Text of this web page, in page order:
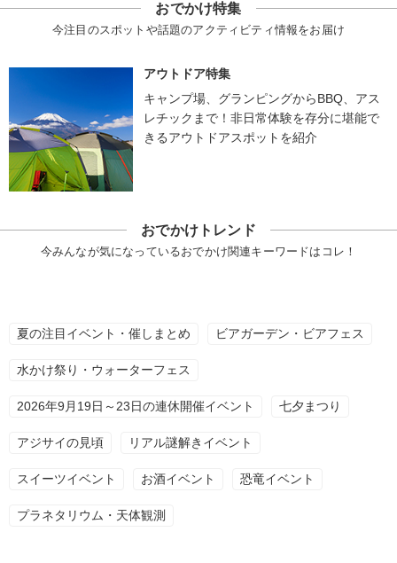
おでかけ特集
今注目のスポットや話題のアクティビティ情報をお届け
アウトドア特集
キャンプ場、グランピングからBBQ、アス
レチックまで！非日常体験を存分に堪能で
きるアウトドアスポットを紹介
おでかけトレンド
今みんなが気になっているおでかけ関連キーワードはコレ！
夏の注目イベント・催しまとめ ビアガーデン・ビアフェス
水かけ祭り・ウォーターフェス
2026年9月19日～23日の連休開催イベント 七夕まつり
アジサイの見頃 リアル謎解きイベント
スイーツイベント お酒イベント 恐竜イベント
プラネタリウム・天体観測